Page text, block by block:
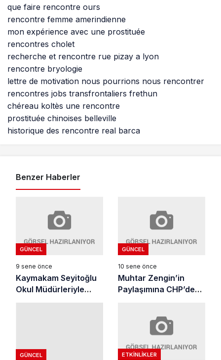
que faire rencontre ours
rencontre femme amerindienne
mon expérience avec une prostituée
rencontres cholet
recherche et rencontre rue pizay a lyon
rencontre bryologie
lettre de motivation nous pourrions nous rencontrer
rencontres jobs transfrontaliers frethun
chéreau koltès une rencontre
prostituée chinoises belleville
historique des rencontre real barca
Benzer Haberler
GÜNCEL
9 sene önce
Kaymakam Seyitoğlu
Okul Müdürleriyle
Eğitimi Konuştu
GÜNCEL
10 sene önce
Muhtar Zengin’in
Paylaşımına CHP’den
GÜNCEL ETKINLIKLER